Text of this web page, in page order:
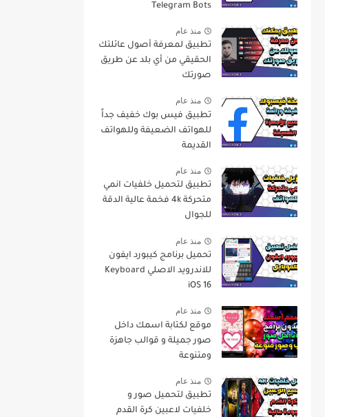
Telegram Bots
منذ عام
تطبيق لمعرفة أصول عائلتك
الحقيقي من أي بلد عن طريق
صورتك
منذ عام
تطبيق فيس بوك خفيف جداً
للهواتف الضعيفة وللهواتف
القديمة
منذ عام
تطبيق لتحميل خلفيات انمي
متحركة 4k فخمة عالية الدقة
للجوال
منذ عام
تحميل برنامج كيبورد ايفون
للاندرويد الاصلي Keyboard
iOS 16
منذ عام
موقع لكتابة اسمك داخل
صور جميلة و قوالب جاهزة
ومتنوعة
منذ عام
تطبيق لتحميل صور و
خلفيات لاعبين كرة القدم